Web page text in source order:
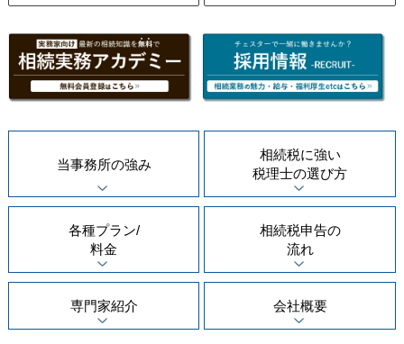
当事務所の強み
相続税に強い
税理士の選び方
各種プラン/
料金
相続税申告の
流れ
専門家紹介 会社概要